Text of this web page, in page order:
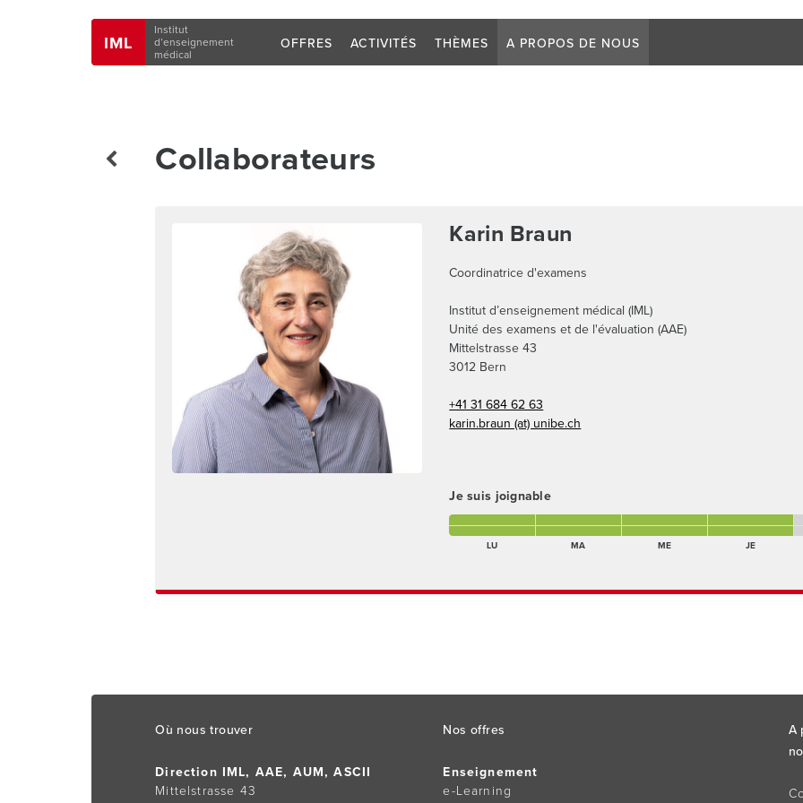
Navigation
IML
Institut
d’enseignement
médical
OFFRES ACTIVITÉS THÈMES A PROPOS DE NOUS
Collaborateurs
Karin Braun
Coordinatrice d'examens
Institut d’enseignement médical (IML)
Unité des examens et de l'évaluation (AAE)
Mittelstrasse 43
3012 Bern
+41 31 684 62 63
karin.braun (at) unibe.ch
Je suis joignable
lundi matin Présent(e)mardi matin Présent(e)mercredi matin Présent(e)jeudi matin Présent(e)
lundi après-midi Présent(e)mardi après-midi Présent(e)mercredi après-midi Présent(e)
jeudi après-midi
LU
MA ME JE
Footer
Où nous trouver
Direction IML, AAE, AUM, ASCII
Mittelstrasse 43
Nos offres
Enseignement
e-Learning
A